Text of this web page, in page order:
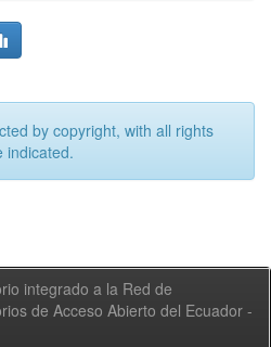
by copyright, with all rights
indicated.
integrado a la Red de
de Acceso Abierto del Ecuador -